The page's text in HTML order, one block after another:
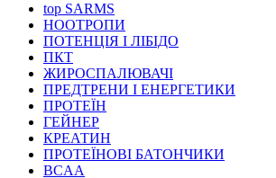
top SARMS
НООТРОПИ
ПОТЕНЦІЯ І ЛІБІДО
ПКТ
ЖИРОСПАЛЮВАЧІ
ПРЕДТРЕНИ І ЕНЕРГЕТИКИ
ПРОТЕЇН
ГЕЙНЕР
КРЕАТИН
ПРОТЕЇНОВІ БАТОНЧИКИ
BCAA